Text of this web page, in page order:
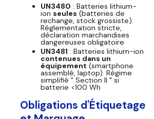
UN3480 : Batteries lithium-
ion seules (batteries de
rechange, stock grossiste).
Réglementation stricte,
déclaration marchandises
dangereuses obligatoire
UN3481 : Batteries lithium-ion
contenues dans un
équipement (smartphone
assemblé, laptop). Régime
simplifié " Section II " si
batterie <100 Wh
Obligations d'Étiquetage